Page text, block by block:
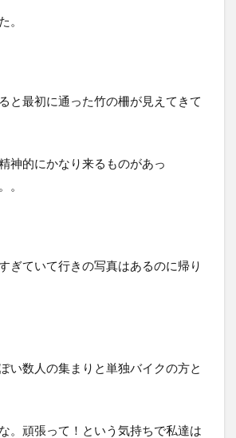
。
と最初に通った竹の柵が見えてきて
神的にかなり来るものがあっ
。
ぎていて行きの写真はあるのに帰り
い数人の集まりと単独バイクの方と
。頑張って！という気持ちで私達は